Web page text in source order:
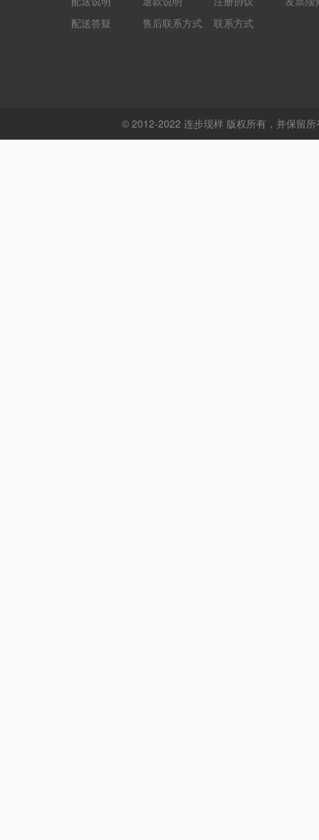
配送答疑
售后联系方式
联系方式
© 2012-2022 连步现样 版权所有，并保留